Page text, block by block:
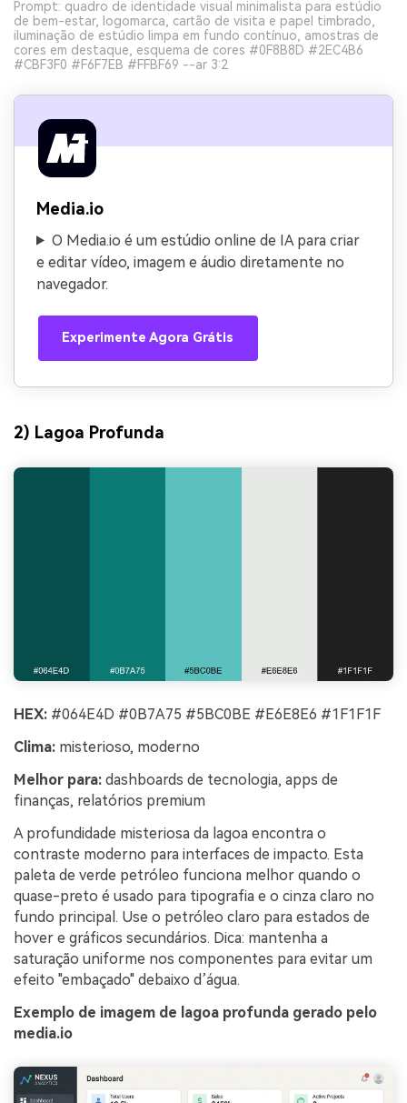
Prompt: quadro de identidade visual minimalista para estúdio
de bem-estar, logomarca, cartão de visita e papel timbrado,
iluminação de estúdio limpa em fundo contínuo, amostras de
cores em destaque, esquema de cores #0F8B8D #2EC4B6
#CBF3F0 #F6F7EB #FFBF69 --ar 3:2
Media.io
O Media.io é um estúdio online de IA para criar
e editar vídeo, imagem e áudio diretamente no
navegador.
Experimente Agora Grátis
2) Lagoa Profunda
HEX: #064E4D #0B7A75 #5BC0BE #E6E8E6 #1F1F1F
Clima: misterioso, moderno
Melhor para: dashboards de tecnologia, apps de
finanças, relatórios premium
A profundidade misteriosa da lagoa encontra o
contraste moderno para interfaces de impacto. Esta
paleta de verde petróleo funciona melhor quando o
quase-preto é usado para tipografia e o cinza claro no
fundo principal. Use o petróleo claro para estados de
hover e gráficos secundários. Dica: mantenha a
saturação uniforme nos componentes para evitar um
efeito "embaçado" debaixo d’água.
Exemplo de imagem de lagoa profunda gerado pelo
media.io